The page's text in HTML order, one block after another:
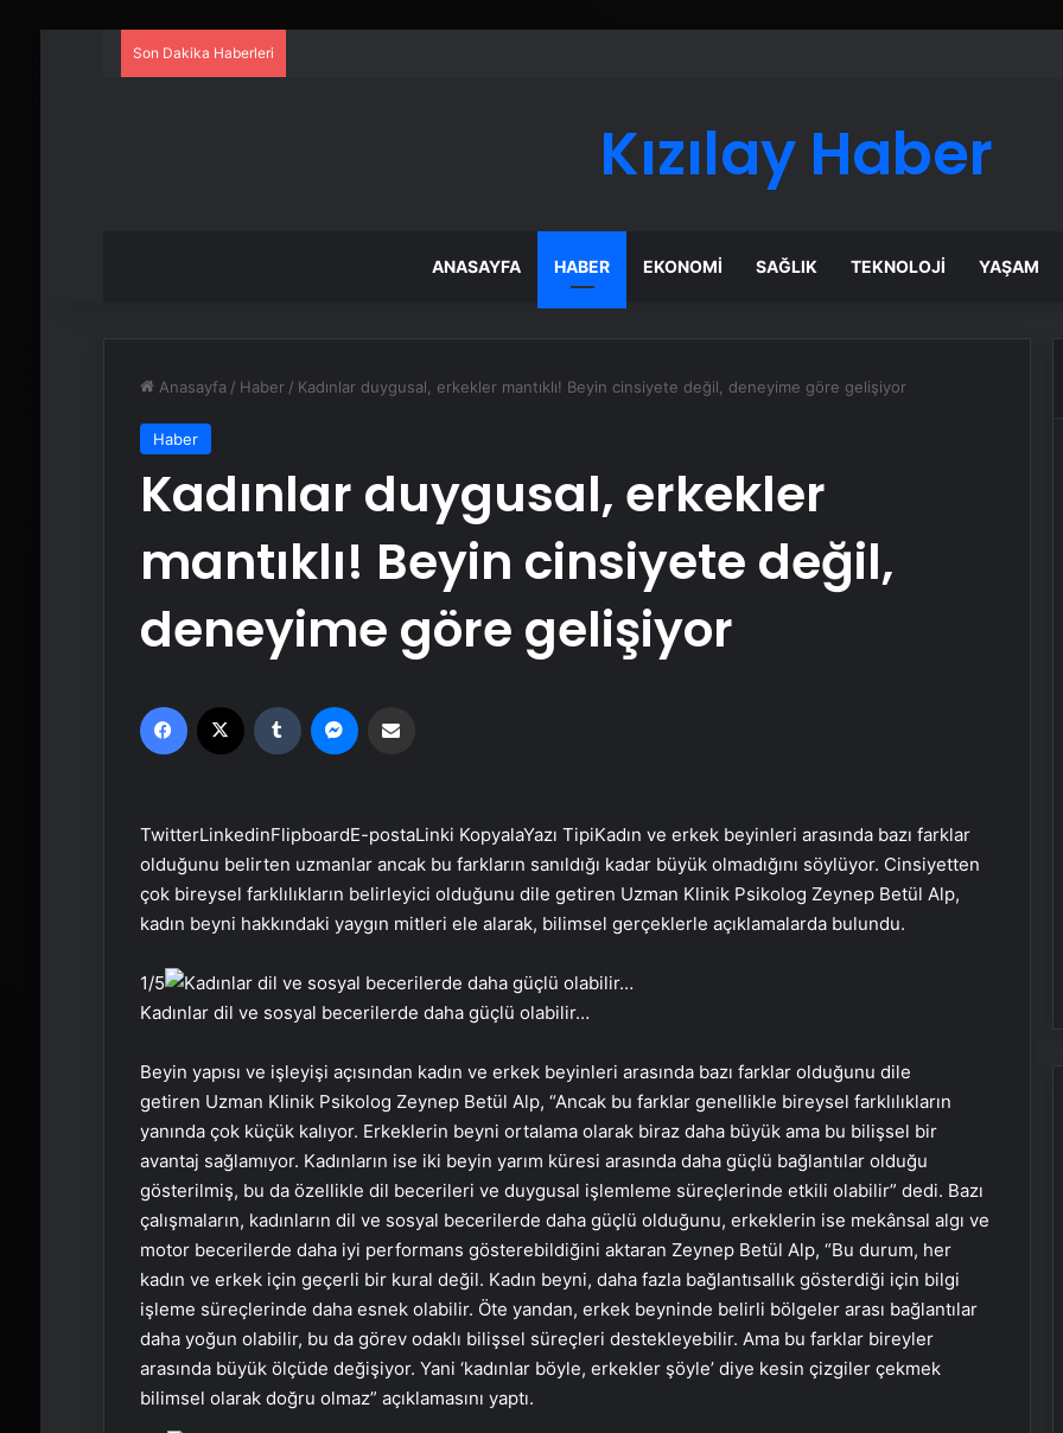
Son Dakika Haberleri
Kızılay Haber
ANASAYFA HABER EKONOMI SAĞLIK TEKNOLOJI YAŞAM
Anasayfa / Haber / Kadınlar duygusal, erkekler mantıklı! Beyin cinsiyete değil, deneyime göre gelişiyor
Haber
Kadınlar duygusal, erkekler
mantıklı! Beyin cinsiyete değil,
deneyime göre gelişiyor
Facebook Tumblr
TwitterLinkedinFlipboardE-postaLinki KopyalaYazı TipiKadın ve erkek beyinleri arasında bazı farklar
olduğunu belirten uzmanlar ancak bu farkların sanıldığı kadar büyük olmadığını söylüyor. Cinsiyetten
çok bireysel farklılıkların belirleyici olduğunu dile getiren Uzman Klinik Psikolog Zeynep Betül Alp,
kadın beyni hakkındaki yaygın mitleri ele alarak, bilimsel gerçeklerle açıklamalarda bulundu.
1/5
Kadınlar dil ve sosyal becerilerde daha güçlü olabilir…
Beyin yapısı ve işleyişi açısından kadın ve erkek beyinleri arasında bazı farklar olduğunu dile
getiren Uzman Klinik Psikolog Zeynep Betül Alp, “Ancak bu farklar genellikle bireysel farklılıkların
yanında çok küçük kalıyor. Erkeklerin beyni ortalama olarak biraz daha büyük ama bu bilişsel bir
avantaj sağlamıyor. Kadınların ise iki beyin yarım küresi arasında daha güçlü bağlantılar olduğu
gösterilmiş, bu da özellikle dil becerileri ve duygusal işlemleme süreçlerinde etkili olabilir” dedi. Bazı
çalışmaların, kadınların dil ve sosyal becerilerde daha güçlü olduğunu, erkeklerin ise mekânsal algı ve
motor becerilerde daha iyi performans gösterebildiğini aktaran Zeynep Betül Alp, “Bu durum, her
kadın ve erkek için geçerli bir kural değil. Kadın beyni, daha fazla bağlantısallık gösterdiği için bilgi
işleme süreçlerinde daha esnek olabilir. Öte yandan, erkek beyninde belirli bölgeler arası bağlantılar
daha yoğun olabilir, bu da görev odaklı bilişsel süreçleri destekleyebilir. Ama bu farklar bireyler
arasında büyük ölçüde değişiyor. Yani ‘kadınlar böyle, erkekler şöyle’ diye kesin çizgiler çekmek
bilimsel olarak doğru olmaz” açıklamasını yaptı.